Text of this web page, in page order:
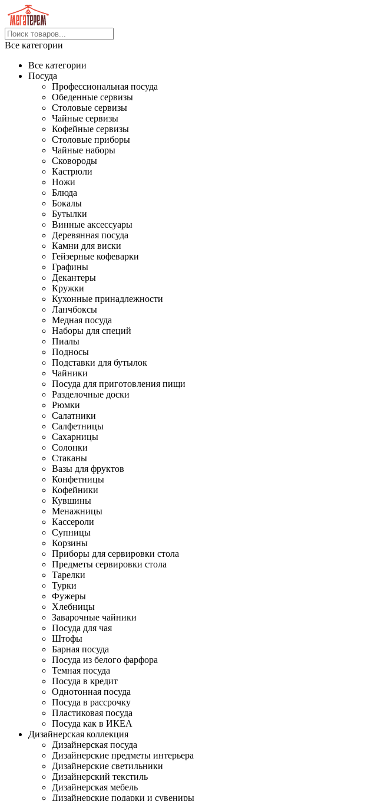
Все категории
Все категории
Посуда
Профессиональная посуда
Обеденные сервизы
Столовые сервизы
Чайные сервизы
Кофейные сервизы
Столовые приборы
Чайные наборы
Сковороды
Кастрюли
Ножи
Блюда
Бокалы
Бутылки
Винные аксессуары
Деревянная посуда
Камни для виски
Гейзерные кофеварки
Графины
Декантеры
Кружки
Кухонные принадлежности
Ланчбоксы
Медная посуда
Наборы для специй
Пиалы
Подносы
Подставки для бутылок
Чайники
Посуда для приготовления пищи
Разделочные доски
Рюмки
Салатники
Салфетницы
Сахарницы
Солонки
Стаканы
Вазы для фруктов
Конфетницы
Кофейники
Кувшины
Менажницы
Кассероли
Супницы
Корзины
Приборы для сервировки стола
Предметы сервировки стола
Тарелки
Турки
Фужеры
Хлебницы
Заварочные чайники
Посуда для чая
Штофы
Барная посуда
Посуда из белого фарфора
Темная посуда
Посуда в кредит
Однотонная посуда
Посуда в рассрочку
Пластиковая посуда
Посуда как в ИКЕА
Дизайнерская коллекция
Дизайнерская посуда
Дизайнерские предметы интерьера
Дизайнерские светильники
Дизайнерский текстиль
Дизайнерская мебель
Дизайнерские подарки и сувениры